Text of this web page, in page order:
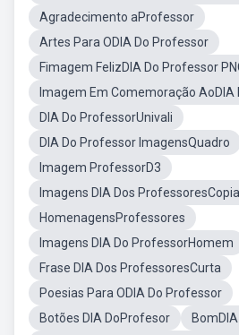
Agradecimento aProfessor
Artes Para ODIA Do Professor
Fimagem FelizDIA Do Professor
Imagem Em Comemoração AoDIA
DIA Do ProfessorUnivali
DIA Do Professor ImagensQuadro
Imagem ProfessorD3
Imagens DIA Dos
HomenagensProfessores
Imagens DIA Do ProfessorHomem
Frase DIA Dos ProfessoresCurta
Poesias Para ODIA Do Professor
Botões DIA DoProfesor